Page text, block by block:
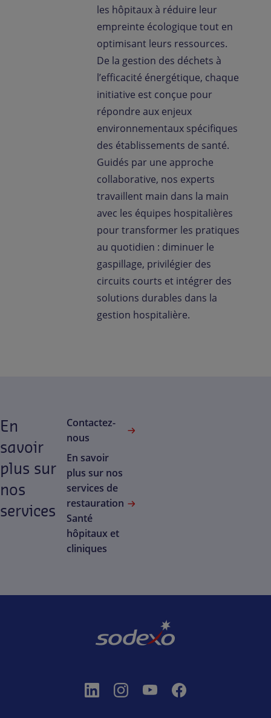
les hôpitaux à réduire leur
empreinte écologique tout en
optimisant leurs ressources.
De la gestion des déchets à
l’efficacité énergétique, chaque
initiative est conçue pour
répondre aux enjeux
environnementaux spécifiques
des établissements de santé.
Guidés par une approche
collaborative, nos experts
travaillent main dans la main
avec les équipes hospitalières
pour transformer les pratiques
au quotidien : diminuer le
gaspillage, privilégier des
circuits courts et intégrer des
solutions durables dans la
gestion hospitalière.
En
savoir
plus sur
nos
services
Contactez-
nous
En savoir
plus sur nos
services de
restauration
Santé
hôpitaux et
cliniques